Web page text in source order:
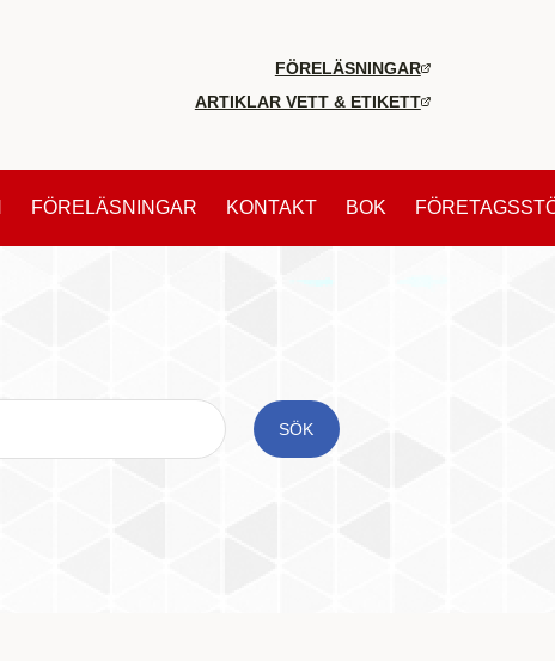
FÖRELÄSNINGAR
ARTIKLAR VETT & ETIKETT
FÖRELÄSNINGAR KONTAKT BOK